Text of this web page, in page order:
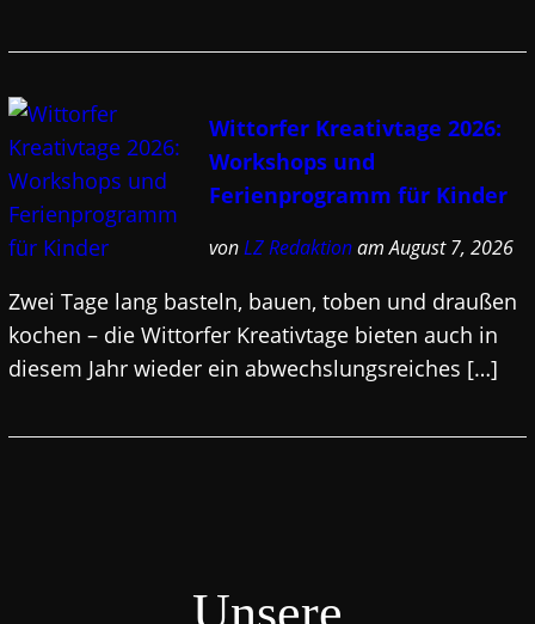
Wittorfer Kreativtage 2026:
Workshops und
Ferienprogramm für Kinder
vonLZ Redaktionam August 7, 2026
Zwei Tage lang basteln, bauen, toben und draußen
kochen – die Wittorfer Kreativtage bieten auch in
diesem Jahr wieder ein abwechslungsreiches […]